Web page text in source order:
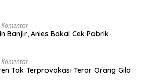
Banjir, Anies Bakal Cek Pabrik
Tak Terprovokasi Teror Orang Gila